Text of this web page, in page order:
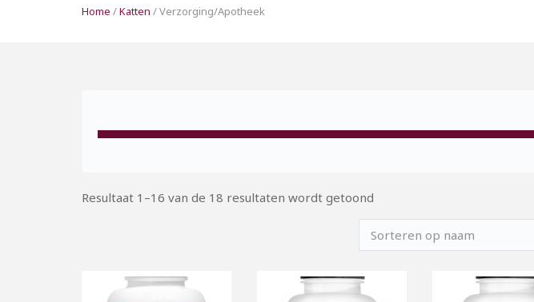
Home /Katten / Verzorging/Apotheek
Resultaat 1–16 van de 18 resultaten wordt getoond